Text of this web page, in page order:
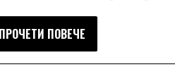
ПРОЧЕТИ ПОВЕЧЕ